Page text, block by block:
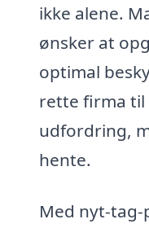
ikke alene.
ønsker at
optimal
rette firma til
udfordring,
hente.
Med nyt-